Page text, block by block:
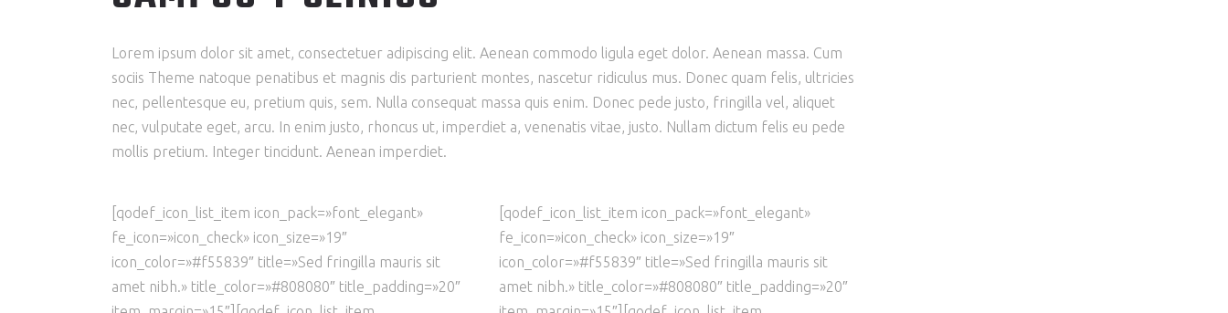
Lorem ipsum dolor sit amet, consectetuer adipiscing elit. Aenean commodo ligula eget dolor. Aenean massa. Cum
sociis Theme natoque penatibus et magnis dis parturient montes, nascetur ridiculus mus. Donec quam felis, ultricies
nec, pellentesque eu, pretium quis, sem. Nulla consequat massa quis enim. Donec pede justo, fringilla vel, aliquet
nec, vulputate eget, arcu. In enim justo, rhoncus ut, imperdiet a, venenatis vitae, justo. Nullam dictum felis eu pede
mollis pretium. Integer tincidunt. Aenean imperdiet.
[qodef_icon_list_item icon_pack=»font_elegant»
fe_icon=»icon_check» icon_size=»19″
icon_color=»#f55839″ title=»Sed fringilla mauris sit
amet nibh.» title_color=»#808080″ title_padding=»20″
[qodef_icon_list_item icon_pack=»font_elegant»
fe_icon=»icon_check» icon_size=»19″
icon_color=»#f55839″ title=»Sed fringilla mauris sit
amet nibh.» title_color=»#808080″ title_padding=»20″